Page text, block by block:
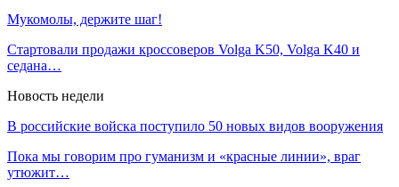
Мукомолы, держите шаг!
Стартовали продажи кроссоверов Volga K50, Volga K40 и
седана…
Новость недели
В российские войска поступило 50 новых видов вооружения
Пока мы говорим про гуманизм и «красные линии», враг
утюжит…